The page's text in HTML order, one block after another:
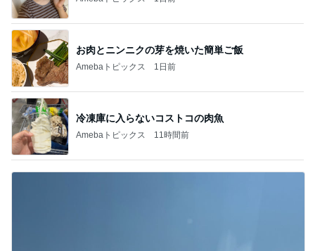
お肉とニンニクの芽を焼いた簡単ご飯
Amebaトピックス 1日前
冷凍庫に入らないコストコの肉魚
Amebaトピックス 11時間前